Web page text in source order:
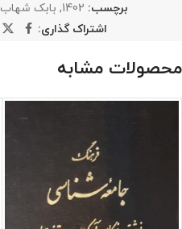
برچسب: 1402
, بابک شهاب
اشتراک گذاری:
محصولات مشابه